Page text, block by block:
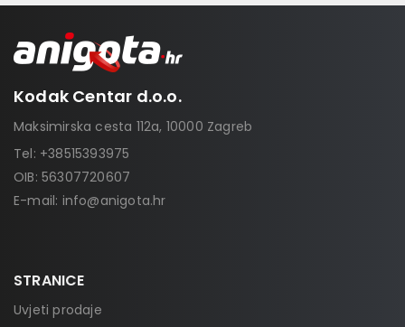
Kodak Centar d.o.o.
Maksimirska cesta 112a, 10000 Zagreb
Tel: +38515393975
OIB: 56307720607
E-mail: info@anigota.hr
STRANICE
Uvjeti prodaje